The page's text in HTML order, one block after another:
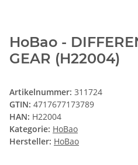
HoBao -
GEAR (H22004)
Artikelnummer: 311724
GTIN: 4717677173789
HAN: H22004
Kategorie: HoBao
Hersteller: HoBao